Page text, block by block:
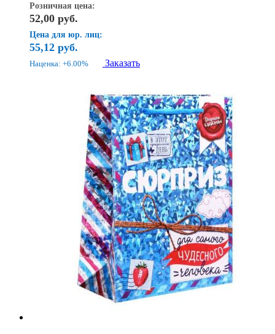
Розничная цена:
52,00 руб.
Цена для юр. лиц:
55,12 руб.
Наценка: +6.00% Заказать